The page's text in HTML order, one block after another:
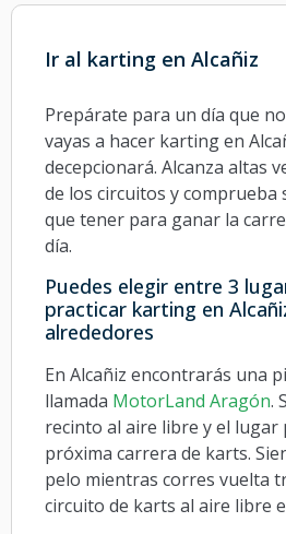
Ir al karting en Alcañiz
Prepárate para un día que
vayas a hacer karting en
decepcionará. Alcanza altas
de los circuitos y comprueba
que tener para ganar la
día.
Puedes elegir entre 3
practicar karting en
alrededores
En Alcañiz encontrarás una
llamada MotorLand Aragón.
recinto al aire libre y el
próxima carrera de karts.
pelo mientras corres vuelta
circuito de karts al aire libre